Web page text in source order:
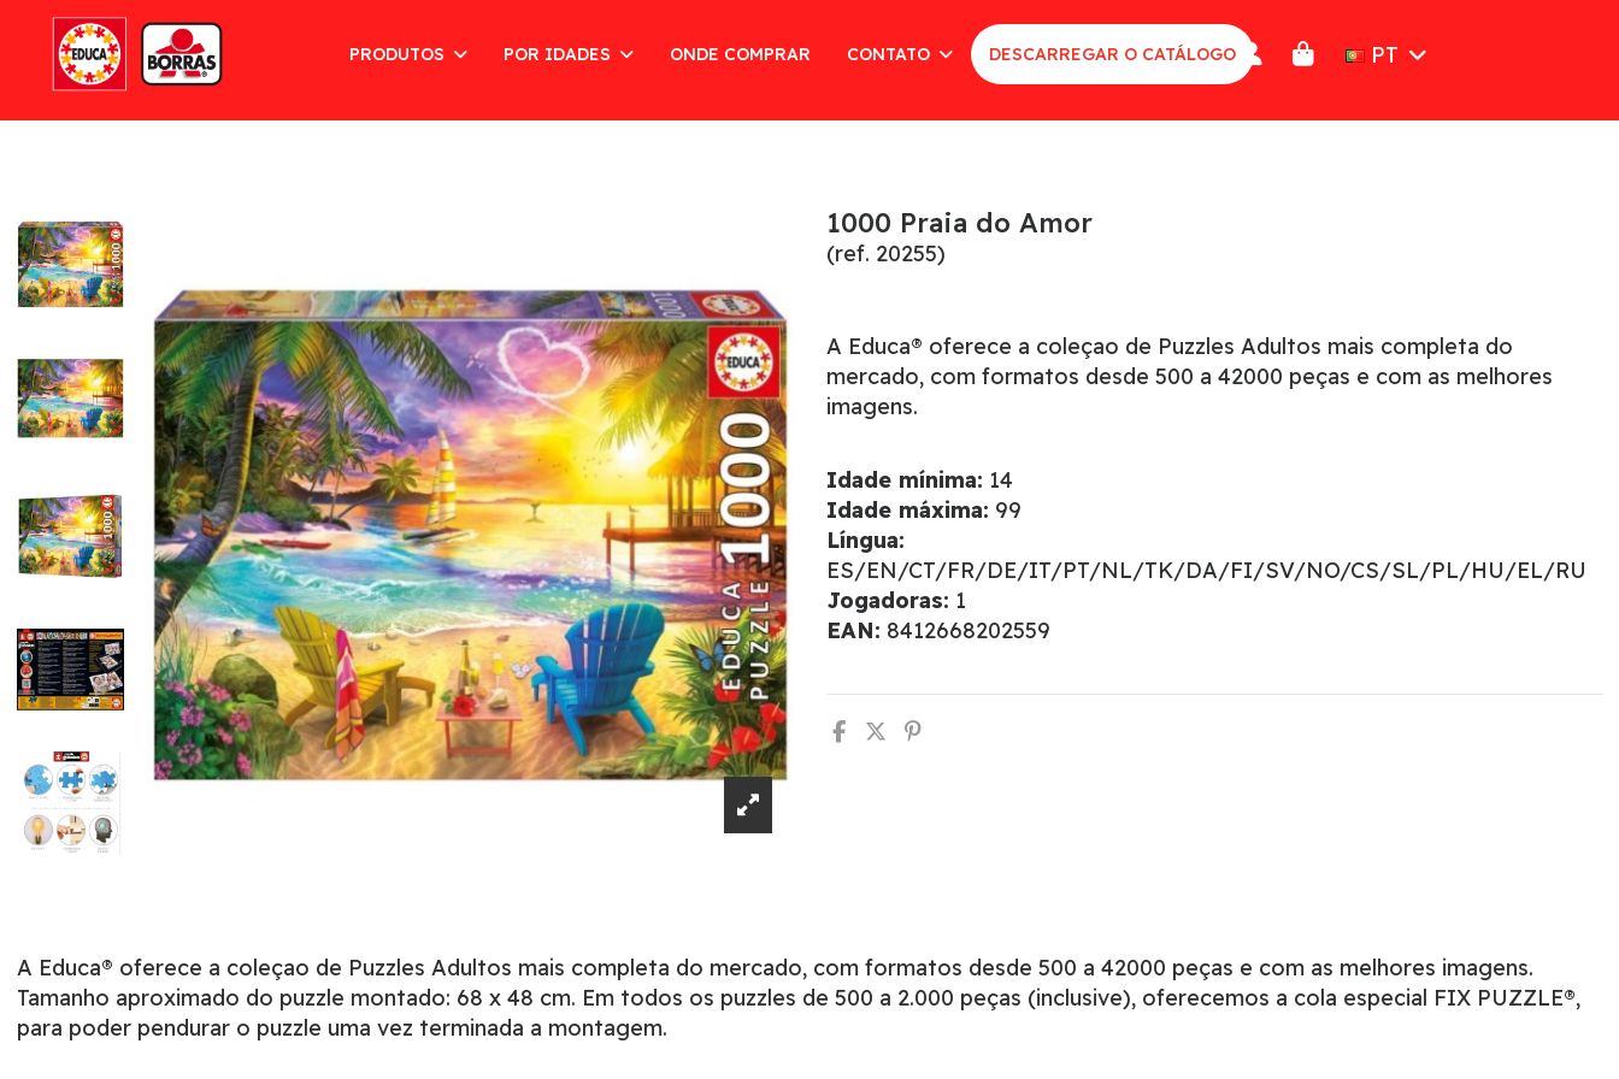
PRODUTOS POR IDADES ONDE COMPRAR CONTATO DESCARREGAR O CATÁLOGO PT
1000 Praia do Amor
(ref. 20255)
A Educa® oferece a coleçao de Puzzles Adultos mais completa do
mercado, com formatos desde 500 a 42000 peças e com as melhores
imagens.
Idade mínima: 14
Idade máxima: 99
Língua:
ES/EN/CT/FR/DE/IT/PT/NL/TK/DA/FI/SV/NO/CS/SL/PL/HU/EL/RU
Jogadoras: 1
EAN: 8412668202559
A Educa® oferece a coleçao de Puzzles Adultos mais completa do mercado, com formatos desde 500 a 42000 peças e com as melhores imagens.
Tamanho aproximado do puzzle montado: 68 x 48 cm. Em todos os puzzles de 500 a 2.000 peças (inclusive), oferecemos a cola especial FIX PUZZLE®,
para poder pendurar o puzzle uma vez terminada a montagem.